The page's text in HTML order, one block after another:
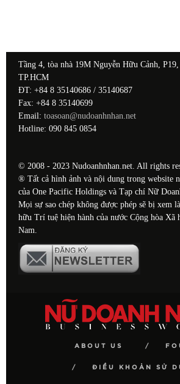
Tầng 4, tòa nhà 19M Nguyễn Hữu Cảnh,
TP.HCM
ĐT: +84 8 35140686 / 35140687
Fax: +84 8 35140699
Email: toasoan@nudoanhnhan.net
Hotline: 090 845 0854
© 2008 - 2023 Nudoanhnhan.net. All rights
® Tất cả hình ảnh và nội dung trong website
của One Pacific Holdings và Tạp chí Nữ
Mọi sự sao chép không được phép sẽ bị xem
hữu Trí tuệ hiện hành của nước Cộng hòa Xã
Nam.
ABOUT US
ĐIỀU KHOẢN SỬ